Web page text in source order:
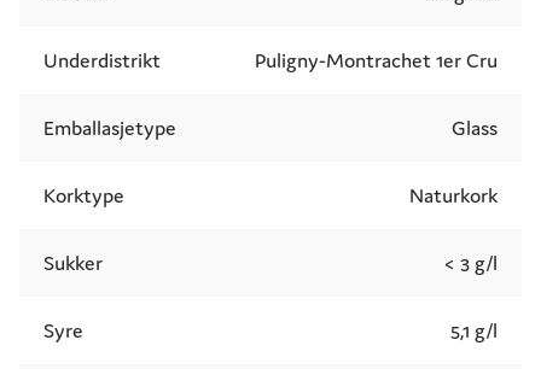
Underdistrikt Puligny-Montrachet 1er Cru
Emballasjetype Glass
Korktype Naturkork
Sukker < 3 g/l
Syre 5,1 g/l